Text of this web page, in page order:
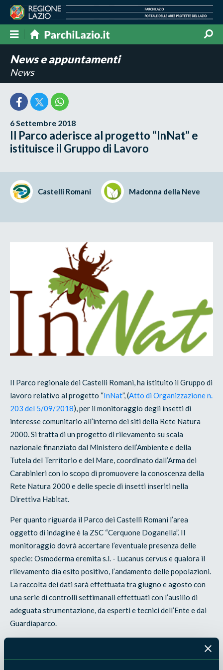
News e appuntamenti
News
6 Settembre 2018
Il Parco aderisce al progetto “InNat” e
istituisce il Gruppo di Lavoro
Castelli Romani Madonna della Neve
Il Parco regionale dei Castelli Romani, ha istituito il Gruppo di
lavoro relativo al progetto “InNat”, (Atto di Organizzazione n.
203 del 5/09/2018), per il monitoraggio degli insetti di
interesse comunitario all’interno dei siti della Rete Natura
2000. Si tratta di un progetto di rilevamento su scala
nazionale finanziato dal Ministero dell’Ambiente e della
Tutela del Territorio e del Mare, coordinato dall’Arma dei
Carabinieri con lo scopo di promuovere la conoscenza della
Rete Natura 2000 e delle specie di insetti inseriti nella
Direttiva Habitat.
Per quanto riguarda il Parco dei Castelli Romani l’area
oggetto di indagine è la ZSC “Cerquone Doganella”. Il
monitoraggio dovrà accertare l’eventuale presenza delle
specie: Osmoderma eremita s.l. - Lucanus cervus e qualora il
rilevamento dia esito positivo, l’andamento delle popolazioni.
La raccolta dei dati sarà effettuata tra giugno e agosto con
una serie di controlli settimanali effettuati con l’ausilio di
adeguata strumentazione, da esperti e tecnici dell’Ente e dai
Guardiaparco.